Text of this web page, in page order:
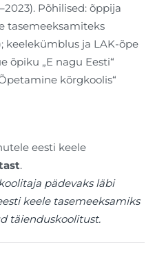
Põhilised: õppija
tasemeeksamiteks
keelekümblus ja LAK-õpe
õpiku „E nagu Eesti“
kõrgkoolis“
eesti keele
.
pädevaks läbi
keele tasemeeksamiks
täienduskoolitust.